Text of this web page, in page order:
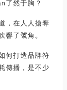
了然于胸？
，在人人搶奪
響了號角。
何打造品牌符
傳播，是不少